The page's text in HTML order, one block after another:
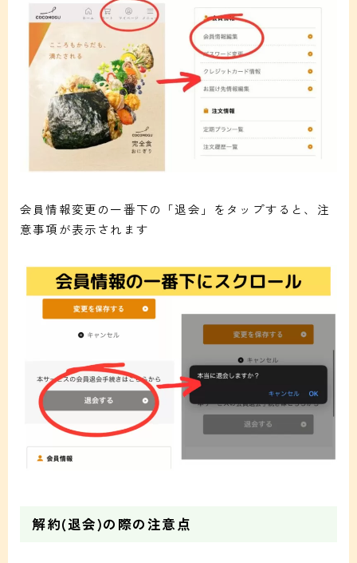
会員情報変更の一番下の「退会」をタップすると、注
意事項が表示されます
解約(退会)の際の注意点